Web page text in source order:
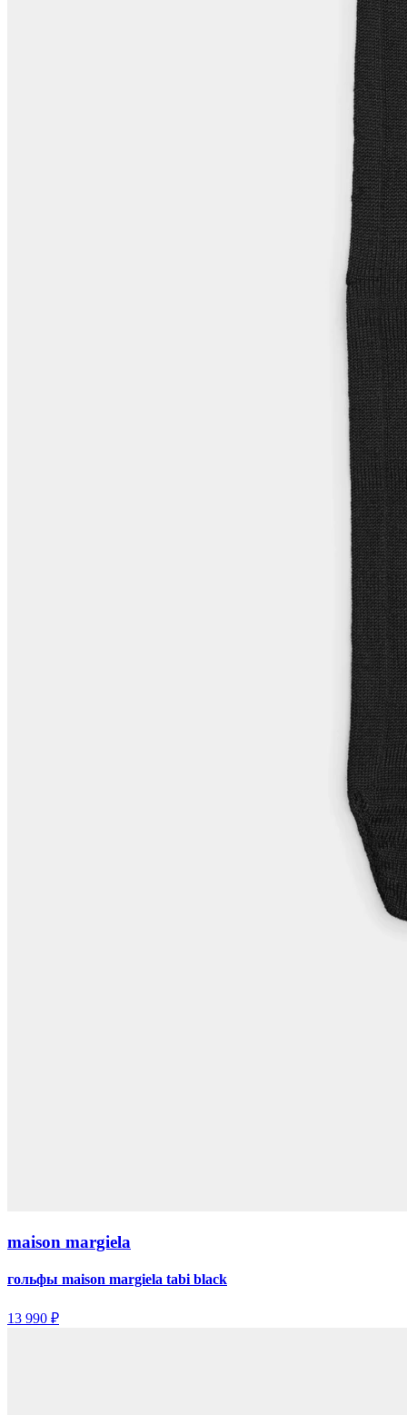
maison margiela
гольфы maison margiela tabi black
13 990 ₽